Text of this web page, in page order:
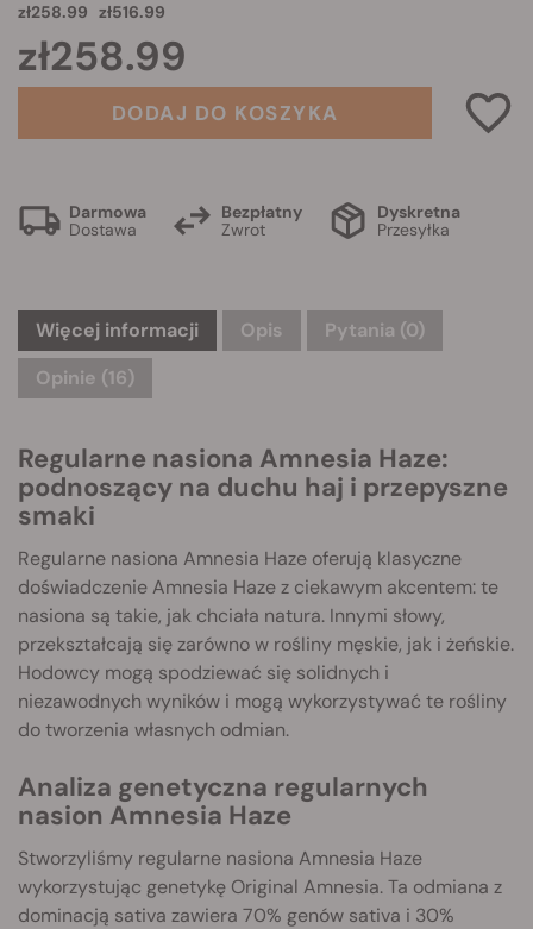
zł258.99 zł516.99
zł258.99
DODAJ DO KOSZYKA
Darmowa
Dostawa
Bezpłatny
Zwrot
Dyskretna
Przesyłka
Więcej informacji Opis Pytania (0)
Opinie (16)
Regularne nasiona Amnesia Haze:
podnoszący na duchu haj i przepyszne
smaki
Regularne nasiona Amnesia Haze oferują klasyczne
doświadczenie Amnesia Haze z ciekawym akcentem: te
nasiona są takie, jak chciała natura. Innymi słowy,
przekształcają się zarówno w rośliny męskie, jak i żeńskie.
Hodowcy mogą spodziewać się solidnych i
niezawodnych wyników i mogą wykorzystywać te rośliny
do tworzenia własnych odmian.
Analiza genetyczna regularnych
nasion Amnesia Haze
Stworzyliśmy regularne nasiona Amnesia Haze
wykorzystując genetykę Original Amnesia. Ta odmiana z
dominacją sativa zawiera 70% genów sativa i 30%